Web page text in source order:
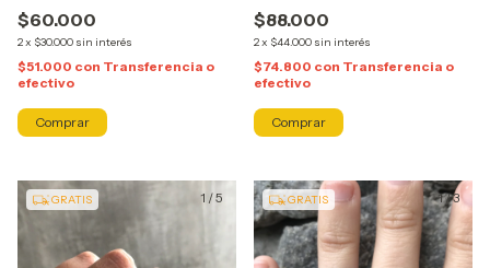
$60.000
2x $30.000 sin interés
$51.000 con Transferencia o
efectivo
Comprar
$88.000
2x $44.000 sin interés
$74.800 con Transferencia o
efectivo
Comprar
1 /5
GRATIS 1/3
GRATIS